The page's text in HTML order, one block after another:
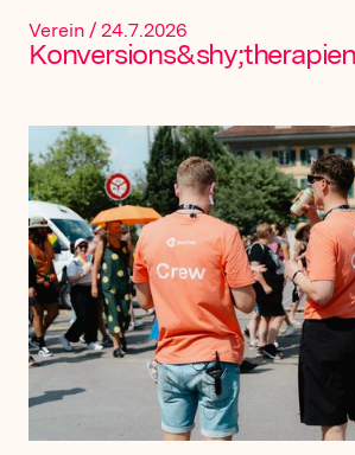
Verein / 24.7.2026